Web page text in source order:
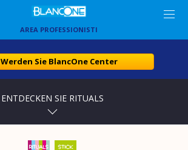
AREA PROFESSIONISTI
Werden Sie BlancOne Center
ENTDECKEN SIE RITUALS